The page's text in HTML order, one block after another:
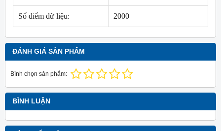
Số điểm dữ liệu: 2000
ĐÁNH GIÁ SẢN PHẨM
Bình chọn sản phẩm:
BÌNH LUẬN